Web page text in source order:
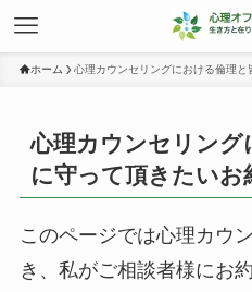
ホーム 心理カウンセリングにおける倫理
心理カウンセリング
に守って頂きたいお
このページでは心理カウ
き、私がご相談者様にお